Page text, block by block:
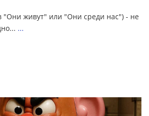
"Они живут" или "Они среди нас") - не
...